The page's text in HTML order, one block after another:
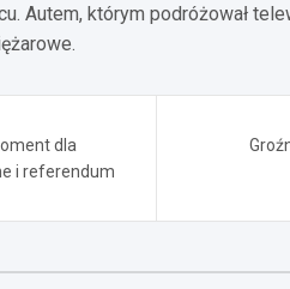
Autem, którym podróżował
dla
i referendum